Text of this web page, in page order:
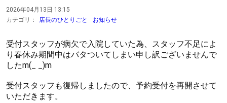
2026年04月13日 13:15
カテゴリ：
店長のひとりごと お知らせ
受付スタッフが病欠で入院していた為、スタッフ不足によ
り春休み期間中はバタついてしまい申し訳ございませんで
したm(_ _)m
受付スタッフも復帰しましたので、予約受付を再開させて
いただきます。